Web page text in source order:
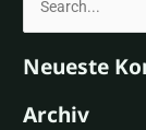
c
Neueste
Archiv